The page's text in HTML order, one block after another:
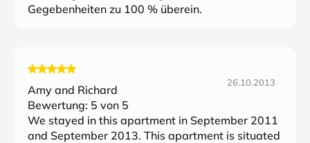
Gegebenheiten zu 100 % überein.
Amy and Richard
26.10.2013
Bewertung: 5 von 5
We stayed in this apartment in September 2011
and September 2013. This apartment is situated